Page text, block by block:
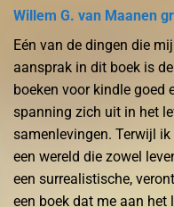
Willem G. van Maanen
Eén van de dingen die
aansprak in dit boek is
boeken voor kindle goed
spanning zich uit in het
samenlevingen. Terwijl
een wereld die zowel
een surrealistische,
een boek dat me aan het